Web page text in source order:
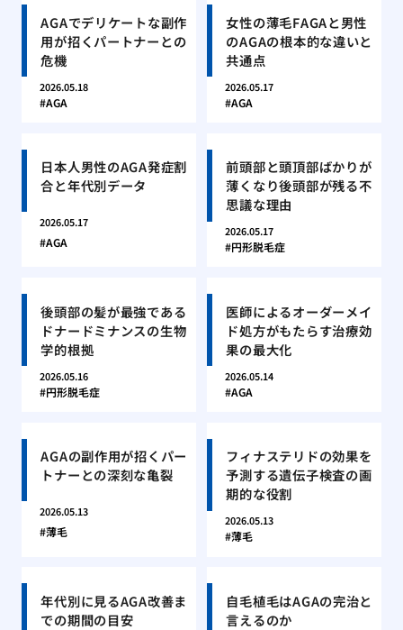
AGAでデリケートな副作
用が招くパートナーとの
危機
2026.05.18
AGA
女性の薄毛FAGAと男性
のAGAの根本的な違いと
共通点
2026.05.17
AGA
日本人男性のAGA発症割
合と年代別データ
2026.05.17
AGA
前頭部と頭頂部ばかりが
薄くなり後頭部が残る不
思議な理由
2026.05.17
円形脱毛症
後頭部の髪が最強である
ドナードミナンスの生物
学的根拠
2026.05.16
円形脱毛症
医師によるオーダーメイ
ド処方がもたらす治療効
果の最大化
2026.05.14
AGA
AGAの副作用が招くパー
トナーとの深刻な亀裂
2026.05.13
薄毛
フィナステリドの効果を
予測する遺伝子検査の画
期的な役割
2026.05.13
薄毛
年代別に見るAGA改善ま
での期間の目安
自毛植毛はAGAの完治と
言えるのか